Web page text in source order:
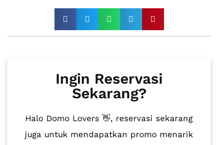
Ingin Reservasi
Sekarang?
Halo Domo Lovers 👋, reservasi sekarang
juga untuk mendapatkan promo menarik